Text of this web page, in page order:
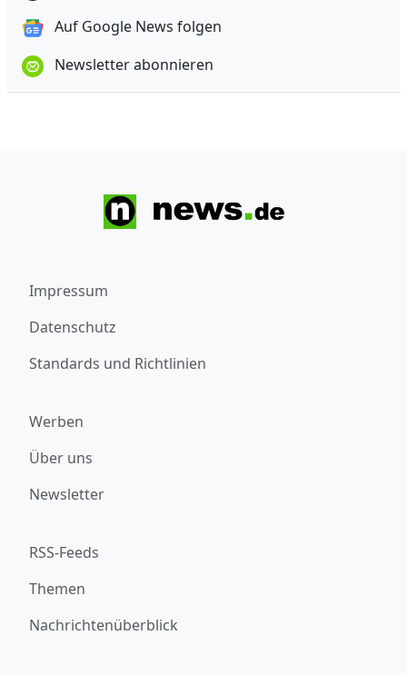
Auf Google News folgen
Newsletter abonnieren
Impressum
Datenschutz
Standards und Richtlinien
Werben
Über uns
Newsletter
RSS-Feeds
Themen
Nachrichtenüberblick